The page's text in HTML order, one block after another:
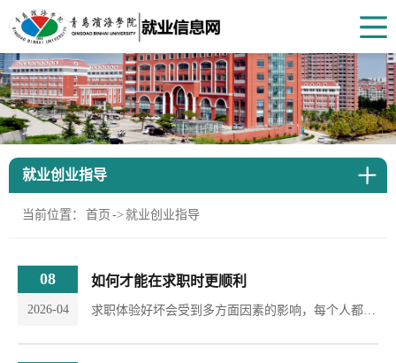
就业创业指导
当前位置： 首页 -> 就业创业指导
08
2026-04
如何才能在求职时更顺利